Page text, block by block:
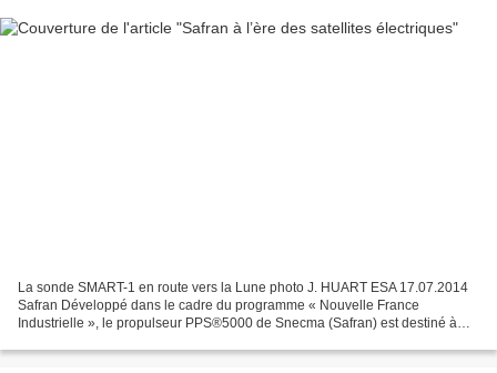
La sonde SMART-1 en route vers la Lune photo J. HUART ESA 17.07.2014
Safran Développé dans le cadre du programme « Nouvelle France
Industrielle », le propulseur PPS®5000 de Snecma (Safran) est destiné à